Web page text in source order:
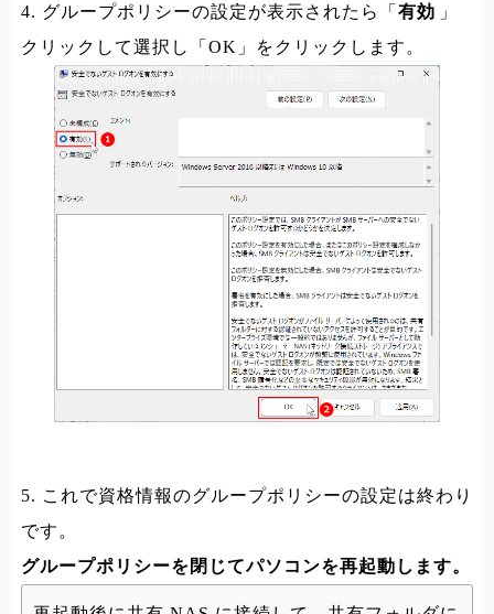
4. グループポリシーの設定が表示されたら「 有効 」
クリックして選択し「OK」をクリックします。
5. これで資格情報のグループポリシーの設定は終わり
です。
グループポリシーを閉じてパソコンを再起動します。